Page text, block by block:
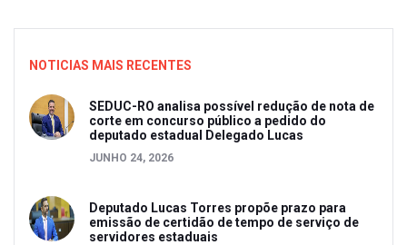
NOTICIAS MAIS RECENTES
SEDUC-RO analisa possível redução de nota de
corte em concurso público a pedido do
deputado estadual Delegado Lucas
JUNHO 24, 2026
Deputado Lucas Torres propõe prazo para
emissão de certidão de tempo de serviço de
servidores estaduais